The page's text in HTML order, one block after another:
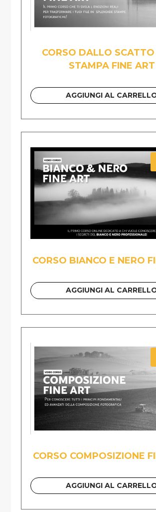
CORSO DALLO
STAMPA FINE ART
AGGIUNGI AL
CORSO BIANCO E NERO
AGGIUNGI AL
CORSO COMPOSIZIONE
AGGIUNGI AL